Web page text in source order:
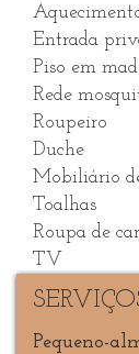
Entrada
Piso em
Rede
Roupeiro
Duche
Mobiliário
Toalhas
Roupa de
TV
Pequeno-